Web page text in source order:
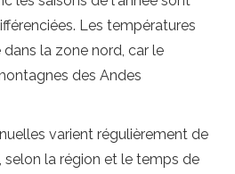
Les températures
la zone nord, car le
des Andes
varient régulièrement de
selon la région et le temps de